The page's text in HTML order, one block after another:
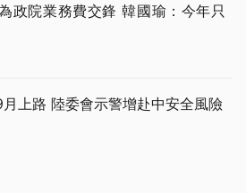
政院業務費交鋒 韓國瑜：今年只
上路 陸委會示警增赴中安全風險